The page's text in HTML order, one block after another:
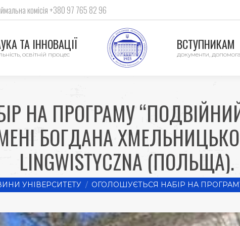
комісія +380 97 765 82 96
ТА ІННОВАЦІЇ
освітній процес
ВСТУПНИКАМ
документи, допомога
НА ПРОГРАМУ
БОГДАНА
LINGWISTYCZNA (ПОЛЬЩА).
УНІВЕРСИТЕТУ ОГОЛОШУЄТЬСЯ НАБІР НА